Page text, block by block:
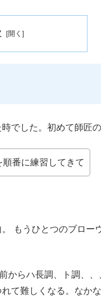
でした。初めて師匠
番に練習してきて
もうひとつのブロー
からハ長調、ト調、
て難しくなる。なか